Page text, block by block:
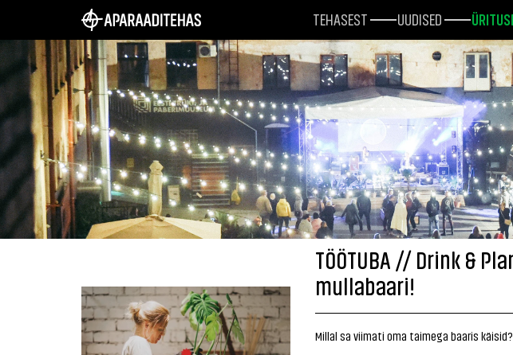
TEHASEST UUDISED
TÖÖTUBA // Drink &
mullabaari!
Millal sa viimati oma taimega baaris